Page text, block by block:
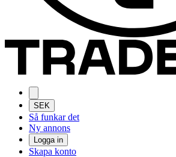
SEK
Så funkar det
Ny annons
Logga in
Skapa konto